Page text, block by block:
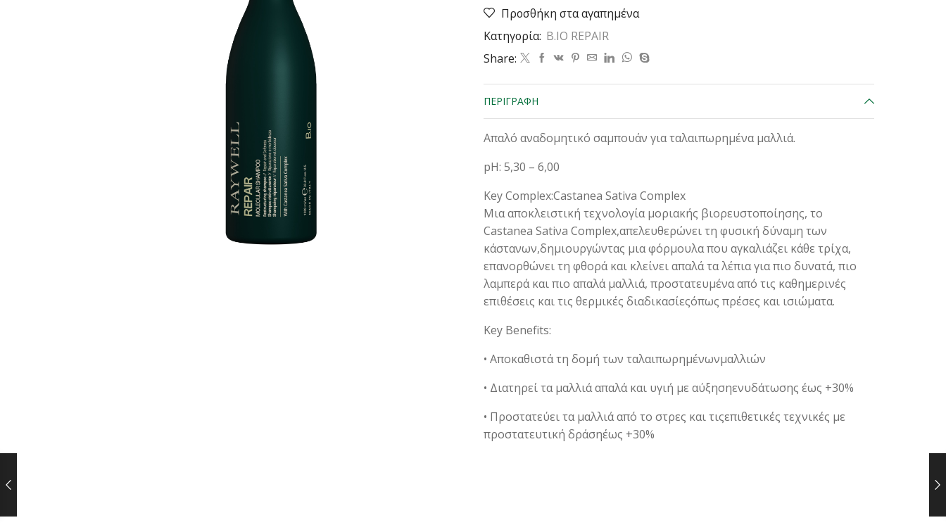
MOLECULAR
SHAMPOO
1000ML
ποσότητα
Προσθήκη στα αγαπημένα
Κατηγορία: B.IO REPAIR
Share:
ΠΕΡΙΓΡΑΦΉ
Απαλό αναδομητικό σαμπουάν για ταλαιπωρημένα μαλλιά.
pH: 5,30 – 6,00
Key Complex:Castanea Sativa Complex
Mια αποκλειστική τεχνολογία μοριακής βιορευστοποίησης, το
Castanea Satiνa Cοmplex,απελευθερώνει τη φυσική δύναμη των
κάστανων,δημιουργώντας μια φόρμουλα που αγκαλιάζει κάθε τρίχα,
επανορθώνει τη φθορά και κλείνει απαλά τα λέπια για πιο δυνατά, πιο
λαμπερά και πιο απαλά μαλλιά, προστατευμένα από τις καθημερινές
επιθέσεις και τις θερμικές διαδικασίεςόπως πρέσες και ισιώματα.
Key Benefits:
• Αποκαθιστά τη δομή των ταλαιπωρημένωνμαλλιών
• Διατηρεί τα μαλλιά απαλά και υγιή με αύξησηενυδάτωσης έως +30%
• Προστατεύει τα μαλλιά από το στρες και τιςεπιθετικές τεχνικές με
προστατευτική δράσηέως +30%